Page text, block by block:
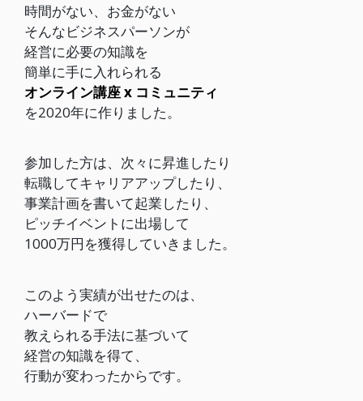
時間がない、お金がない
そんなビジネスパーソンが
経営に必要の知識を
簡単に手に入れられる
オンライン講座 x コミュニティ
を2020年に作りました。
参加した方は、次々に昇進したり
転職してキャリアアップしたり、
事業計画を書いて起業したり、
ピッチイベントに出場して
1000万円を獲得していきました。
このよう実績が出せたのは、
ハーバードで
教えられる手法に基づいて
経営の知識を得て、
行動が変わったからです。